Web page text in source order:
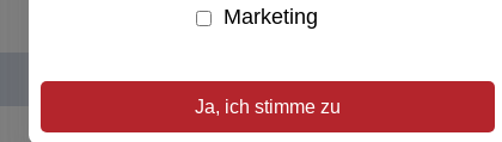
Marketing
Ja, ich stimme zu